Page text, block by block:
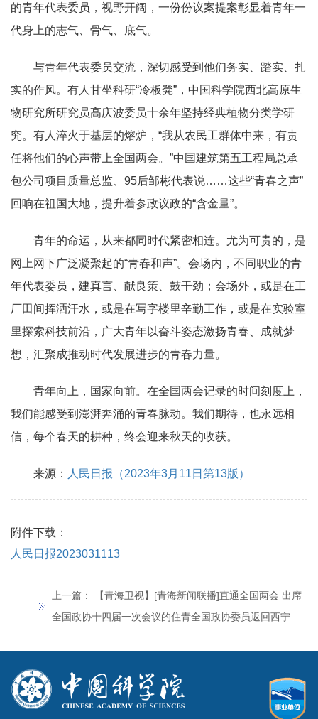
的青年代表委员，视野开阔，一份份议案提案彰显着青年一
代身上的志气、骨气、底气。
与青年代表委员交流，深切感受到他们务实、踏实、扎
实的作风。有人甘坐科研“冷板凳”，中国科学院西北高原生
物研究所研究员高庆波委员十余年坚持经典植物分类学研
究。有人淬火于基层的熔炉，“我从农民工群体中来，有责
任将他们的心声带上全国两会。”中国建筑第五工程局总承
包公司项目质量总监、95后邹彬代表说……这些“青春之声”
回响在祖国大地，提升着参政议政的“含金量”。
青年的命运，从来都同时代紧密相连。尤为可贵的，是
网上网下广泛凝聚起的“青春和声”。会场内，不同职业的青
年代表委员，建真言、献良策、鼓干劲；会场外，或是在工
厂田间挥洒汗水，或是在写字楼里辛勤工作，或是在实验室
里探索科技前沿，广大青年以奋斗姿态激扬青春、成就梦
想，汇聚成推动时代发展进步的青春力量。
青年向上，国家向前。在全国两会记录的时间刻度上，
我们能感受到澎湃奔涌的青春脉动。我们期待，也永远相
信，每个春天的耕种，终会迎来秋天的收获。
来源： 人民日报（2023年3月11日第13版）
附件下载：
人民日报2023031113
上一篇：
【青海卫视】[青海新闻联播]直通全国两会 出席
全国政协十四届一次会议的住青全国政协委员返回西宁